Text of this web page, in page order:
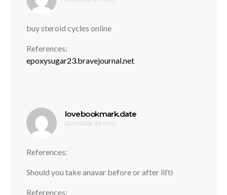
buy steroid cycles online
References:
epoxysugar23.bravejournal.net
lovebookmark.date
22/01/2026 ÀS 04:16
References:
Should you take anavar before or after lifti
References: